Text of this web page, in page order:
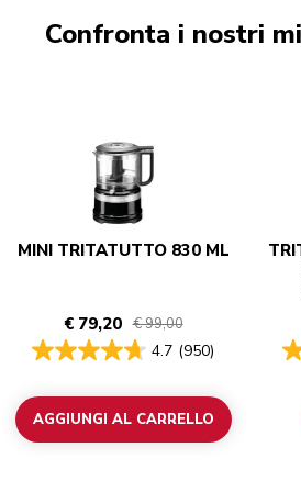
Confronta i nostri
MINI TRITATUTTO 830 ML
€ 79,20 € 99,00
4.7 (950)
AGGIUNGI AL CARRELLO